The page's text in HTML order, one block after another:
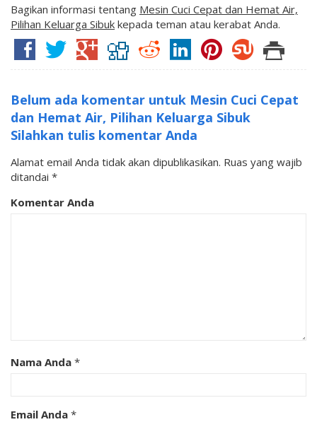
Bagikan informasi tentang Mesin Cuci Cepat dan Hemat Air,
Pilihan Keluarga Sibuk kepada teman atau kerabat Anda.
Belum ada komentar untuk Mesin Cuci Cepat
dan Hemat Air, Pilihan Keluarga Sibuk
Silahkan tulis komentar Anda
Alamat email Anda tidak akan dipublikasikan. Ruas yang wajib
ditandai *
Komentar Anda
Nama Anda *
Email Anda *